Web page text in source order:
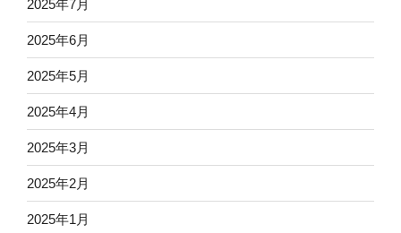
2025年7月
2025年6月
2025年5月
2025年4月
2025年3月
2025年2月
2025年1月